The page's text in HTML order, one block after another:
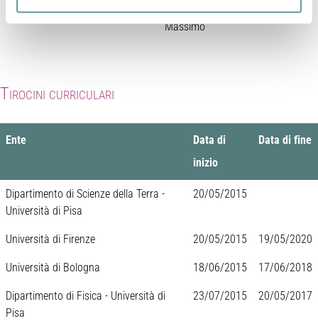
dall'Ultimo
Massimo
Tirocini curriculari
Ente
Data di
inizio
Data di fine
Dipartimento di Scienze della Terra -
Università di Pisa
20/05/2015
Università di Firenze 20/05/2015 19/05/2020
Università di Bologna 18/06/2015 17/06/2018
Dipartimento di Fisica - Università di
Pisa
23/07/2015 20/05/2017